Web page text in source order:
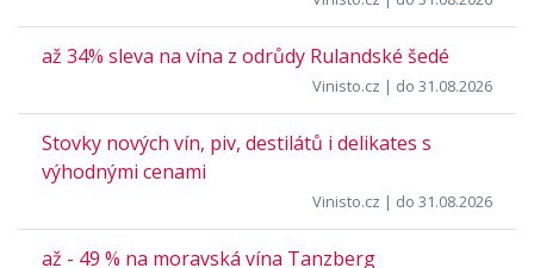
až 34% sleva na vína z odrůdy Rulandské šedé
Vinisto.cz | do 31.08.2026
Stovky nových vín, piv, destilátů i delikates s
výhodnými cenami
Vinisto.cz | do 31.08.2026
až - 49 % na moravská vína Tanzberg